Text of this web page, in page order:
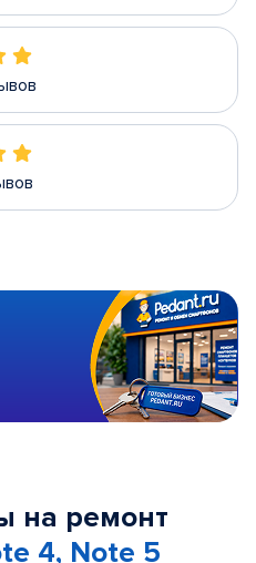
на ремонт
4, Note 5